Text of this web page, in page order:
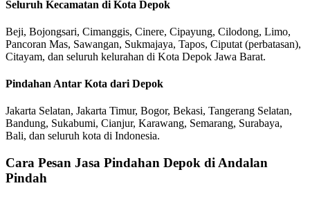
Seluruh Kecamatan di Kota Depok
Beji, Bojongsari, Cimanggis, Cinere, Cipayung, Cilodong, Limo,
Pancoran Mas, Sawangan, Sukmajaya, Tapos, Ciputat (perbatasan),
Citayam, dan seluruh kelurahan di Kota Depok Jawa Barat.
Pindahan Antar Kota dari Depok
Jakarta Selatan, Jakarta Timur, Bogor, Bekasi, Tangerang Selatan,
Bandung, Sukabumi, Cianjur, Karawang, Semarang, Surabaya,
Bali, dan seluruh kota di Indonesia.
Cara Pesan Jasa Pindahan Depok di Andalan
Pindah